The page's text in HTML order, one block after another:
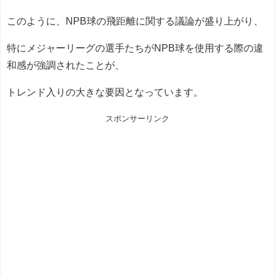
このように、NPB球の飛距離に関する議論が盛り上がり、
特にメジャーリーグの選手たちがNPB球を使用する際の違
和感が強調されたことが、
トレンド入りの大きな要因となっています。
スポンサーリンク